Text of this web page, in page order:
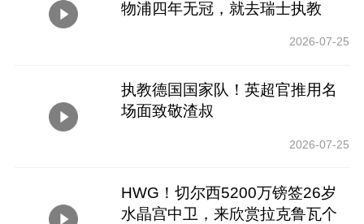
物浦四年无冠，就去瑞士执教
2026-07-25
执教德国国家队！英超官推用名
场面致敬渣叔
2026-07-25
HWG！切尔西5200万镑签26岁
水晶宫中卫，来欣赏拉克鲁瓦个